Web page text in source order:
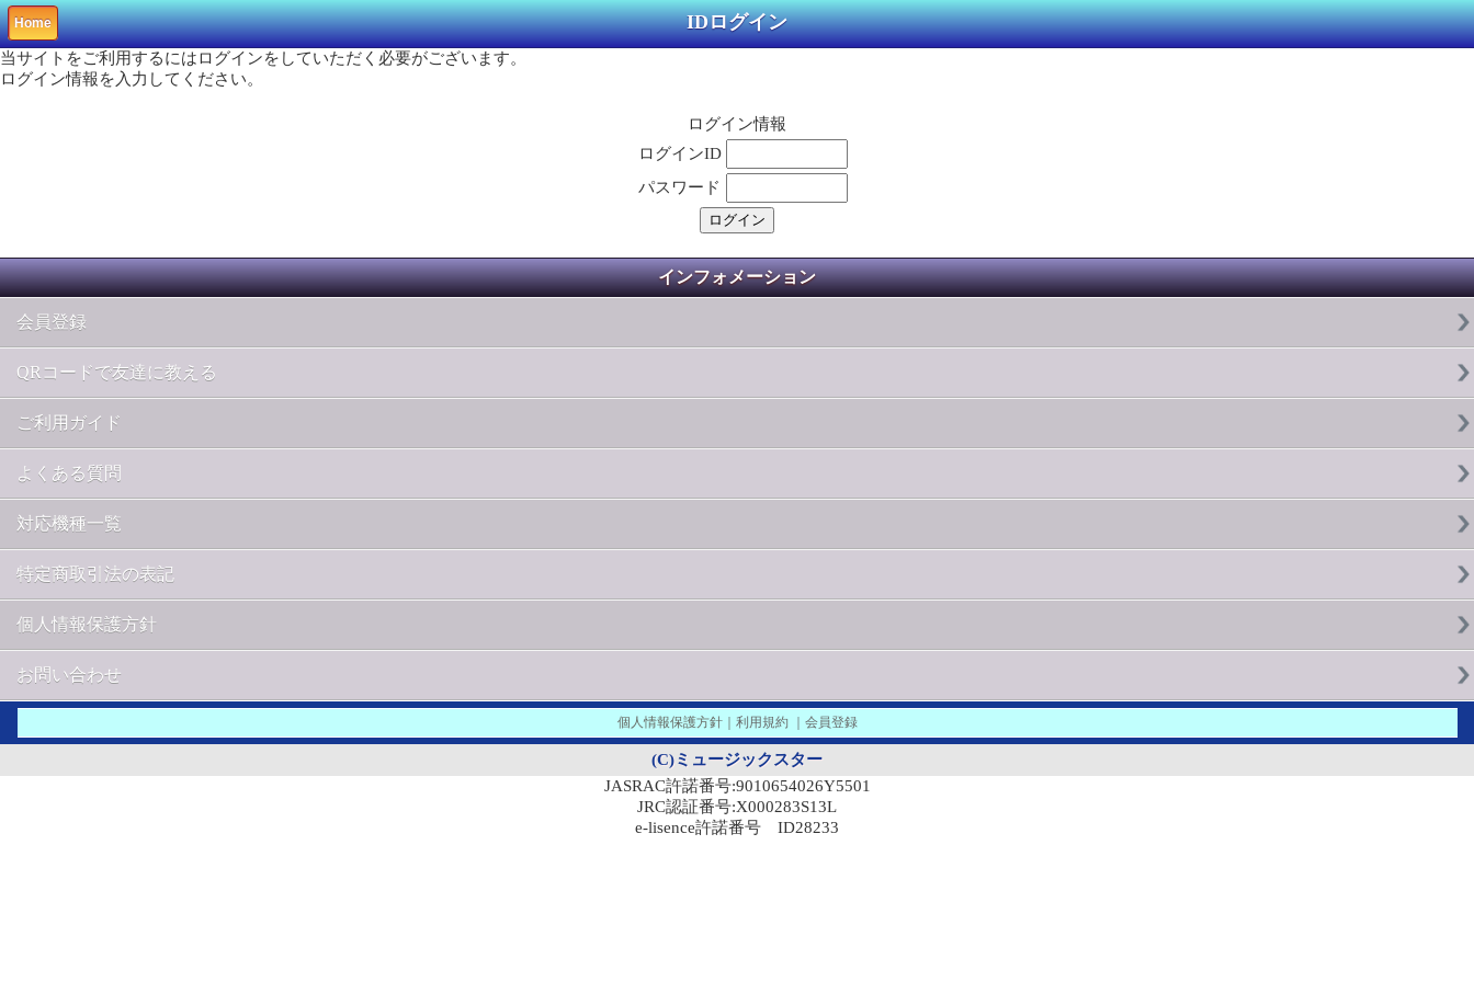
Home IDログイン
当サイトをご利用するにはログインをしていただく必要がございます。
ログイン情報を入力してください。
ログイン情報
ログインID
パスワード
インフォメーション
会員登録
QRコードで友達に教える
ご利用ガイド
よくある質問
対応機種一覧
特定商取引法の表記
個人情報保護方針
お問い合わせ
個人情報保護方針｜ 利用規約 会員登録
(C)ミュージックスター
JASRAC許諾番号:9010654026Y5501
JRC認証番号:X000283S13L
e-lisence許諾番号 ID28233